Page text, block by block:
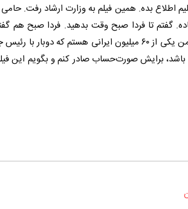
اطلاع بده. همین فیلم به وزارت ارشاد رفت.
گفتم تا فردا صبح وقت بدهید. فردا صبح هم
پرسیدند چرا؟ ایشان که فیلم را پسندیدند و ... گفتم من یکی از ۶۰
باشد، برایش صورت‌حساب صادر کنم و بگویم این